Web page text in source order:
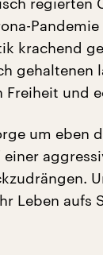
krachend
gehaltenen
und
um eben
Leben aufs